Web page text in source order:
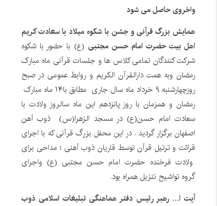
واخروی حاصل می شود
همایش بزرگ قرآنی و جشن با شکوه میلاد با سعادت کریم
اهل بیت حضرت امام حسن مجتبی (ع) با حضور با شکوه
شرکت کنندگان تمامی کلاس ها و جلسات قرآنی ماه مبارک
رمضان وبه همت دارالقرآن الکریم و روابط عمومی در صبح
روزچهارشنبه ۹ خرداد ماه سال جاری مطابق با۱۴ ماه مبارک
رمضان و همزمان با روز پانزدهم این ماه سالروز ولادت با
سعادت امام حسن(ع) در مسجد الزهرا(س) ذوب آهن
اصفهان برگزار گردید . در این محفل بزرگ قرآنی که با اجرای
قرائت و ترتیل قرآن توسط قاریان ذوب آهنی ؛ مداحی برای
ولادت فرخنده حضرت امام حسن مجتبی (ع) واجرای
گروه تواشیح تنزیل همراه بود.
آیت ا… رهبر رئیس دفتر هماهنگی تبلیغات اسلامی ذوب